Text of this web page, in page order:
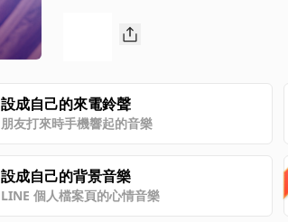
設成自己的來電鈴聲
朋友打來時手機響起的音樂
設成自己的背景音樂
LINE 個人檔案頁的心情音樂